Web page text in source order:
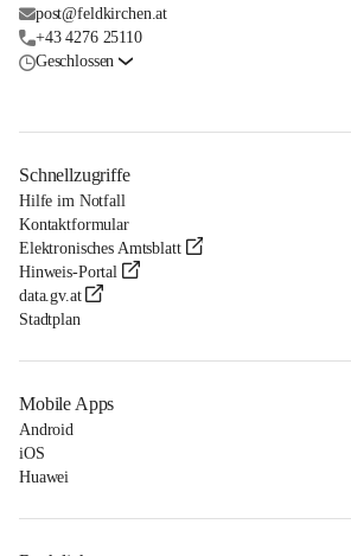
post@feldkirchen.at
+43 4276 25110
Geschlossen
Schnellzugriffe
Hilfe im Notfall
Kontaktformular
Elektronisches Amtsblatt
Hinweis-Portal
data.gv.at
Stadtplan
Mobile Apps
Android
iOS
Huawei